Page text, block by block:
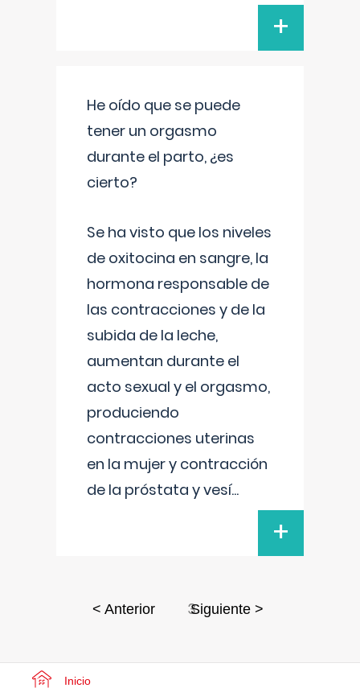
+
He oído que se puede
tener un orgasmo
durante el parto, ¿es
cierto?
Se ha visto que los niveles
de oxitocina en sangre, la
hormona responsable de
las contracciones y de la
subida de la leche,
aumentan durante el
acto sexual y el orgasmo,
produciendo
contracciones uterinas
en la mujer y contracción
de la próstata y vesí...
+
< Anterior 3Siguiente >
Inicio